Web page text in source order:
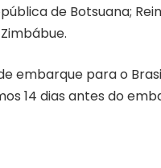
de Botsuana;
embarque para o
14 dias antes do